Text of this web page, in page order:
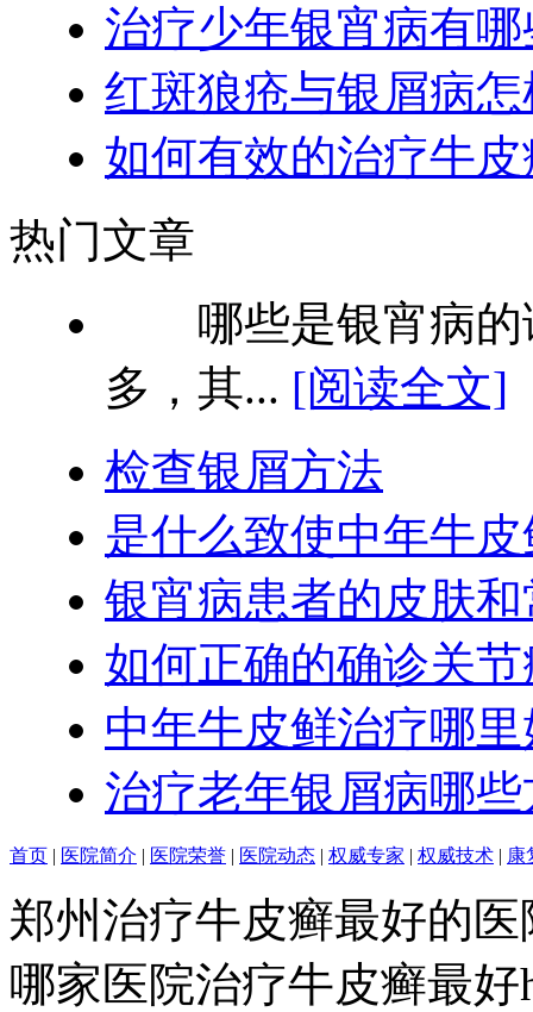
治疗少年银宵病有
红斑狼疮与银屑病
如何有效的治疗牛
热门文章
哪些是银宵病的
多，其... [阅读全文]
检查银屑方法
是什么致使中年牛
银宵病患者的皮肤
如何正确的确诊关
中年牛皮鲜治疗哪里
治疗老年银屑病哪
首页 | 医院简介 | 医院荣誉 | 医院动态 | 权威专家 | 权威技术 | 康
郑州治疗牛皮癣最好的
哪家医院治疗牛皮癣最好